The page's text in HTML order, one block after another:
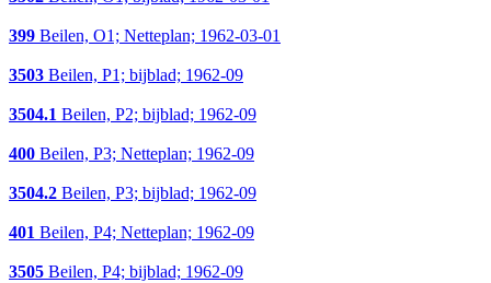
399 Beilen, O1; Netteplan; 1962-03-01
3503 Beilen, P1; bijblad; 1962-09
3504.1 Beilen, P2; bijblad; 1962-09
400 Beilen, P3; Netteplan; 1962-09
3504.2 Beilen, P3; bijblad; 1962-09
401 Beilen, P4; Netteplan; 1962-09
3505 Beilen, P4; bijblad; 1962-09